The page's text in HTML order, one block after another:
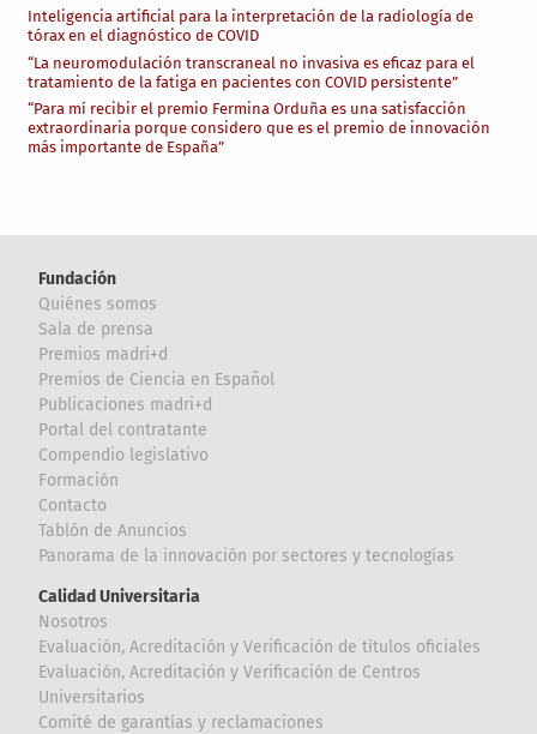
Inteligencia artificial para la interpretación de la radiología de
tórax en el diagnóstico de COVID
“La neuromodulación transcraneal no invasiva es eficaz para el
tratamiento de la fatiga en pacientes con COVID persistente”
“Para mí recibir el premio Fermina Orduña es una satisfacción
extraordinaria porque considero que es el premio de innovación
más importante de España”
Fundación
Quiénes somos
Sala de prensa
Premios madri+d
Premios de Ciencia en Español
Publicaciones madri+d
Portal del contratante
Compendio legislativo
Formación
Contacto
Tablón de Anuncios
Panorama de la innovación por sectores y tecnologías
Calidad Universitaria
Nosotros
Evaluación, Acreditación y Verificación de títulos oficiales
Evaluación, Acreditación y Verificación de Centros
Universitarios
Comité de garantías y reclamaciones